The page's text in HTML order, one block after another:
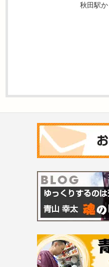
秋田駅